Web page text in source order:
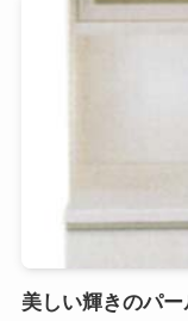
美しい輝きのパ